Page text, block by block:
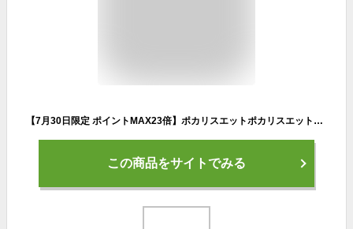
【7月30日限定 ポイントMAX23倍】ポカリスエットポカリスエットスクイズボトルカバー 33483348
この商品をサイトでみる